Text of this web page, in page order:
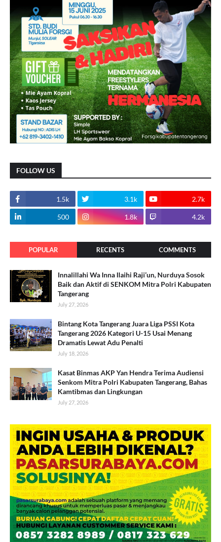
FOLLOW US
1.5k 3.1k 2.7k
500 1.8k 4.2k
POPULAR RECENTS COMMENTS
Innalillahi Wa Inna Ilaihi Raji’un, Nurduya Sosok
Baik dan Aktif di SENKOM Mitra Polri Kabupaten
Tangerang
July 27, 2026
Bintang Kota Tangerang Juara Liga PSSI Kota
Tangerang 2026 Kategori U-15 Usai Menang
Dramatis Lewat Adu Penalti
July 18, 2026
Kasat Binmas AKP Yan Hendra Terima Audiensi
Senkom Mitra Polri Kabupaten Tangerang, Bahas
Kamtibmas dan Lingkungan
July 27, 2026